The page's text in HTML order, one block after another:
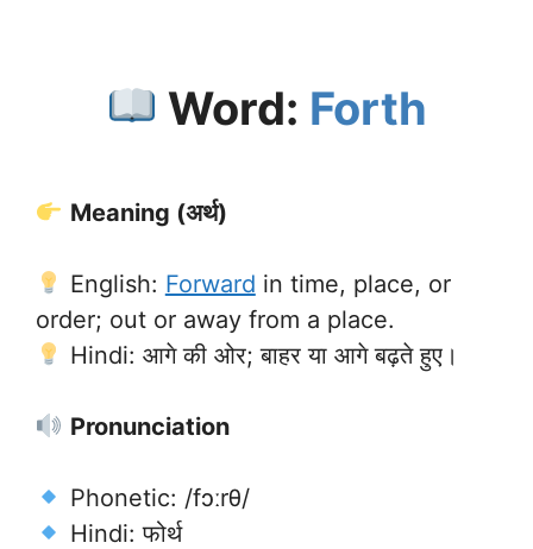
Word: Forth
Meaning (अर्थ)
English: Forward in time, place, or
order; out or away from a place.
Hindi: आगे की ओर; बाहर या आगे बढ़ते हुए।
Pronunciation
Phonetic: /fɔːrθ/
Hindi: फोर्थ